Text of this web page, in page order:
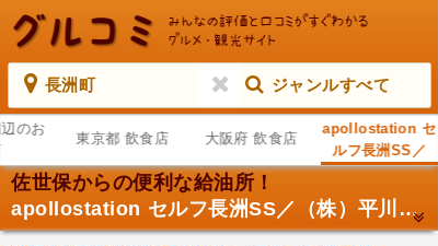
長洲町 ジャンルすべて
のお
東京都 飲食店 大阪府 飲食店
apollostation セ
ルフ長洲SS／
（株）平川燃料
佐世保からの便利な給油所！
apollostation セルフ長洲SS／（株）平川燃料